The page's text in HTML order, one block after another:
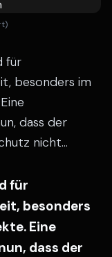
für
besonders im
dass der
nicht...
für
besonders
Eine
dass der